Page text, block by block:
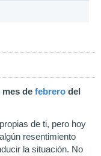
mes de febrero del
de ti, pero hoy
resentimiento
la situación. No